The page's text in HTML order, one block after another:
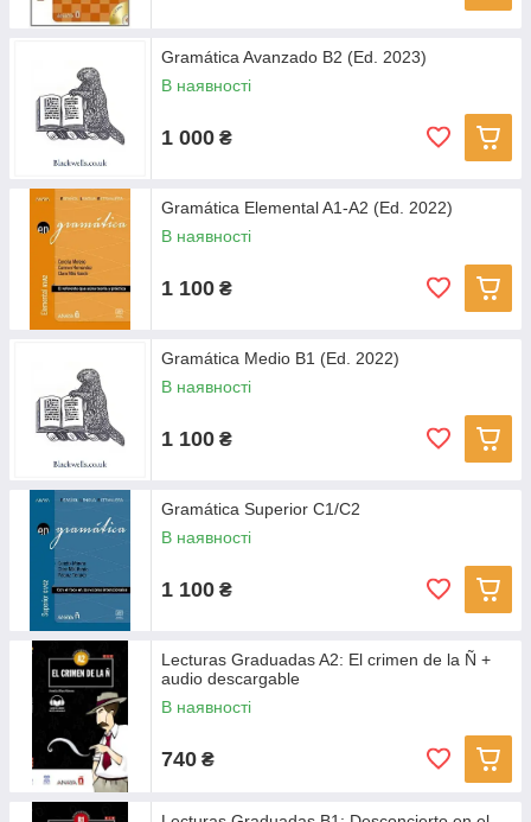
Gramática Avanzado B2 (Ed. 2023)
В наявності
1 000 ₴
Gramática Elemental A1-A2 (Ed. 2022)
В наявності
1 100 ₴
Gramática Medio B1 (Ed. 2022)
В наявності
1 100 ₴
Gramática Superior C1/C2
В наявності
1 100 ₴
Lecturas Graduadas A2: El crimen de la Ñ +
audio descargable
В наявності
740 ₴